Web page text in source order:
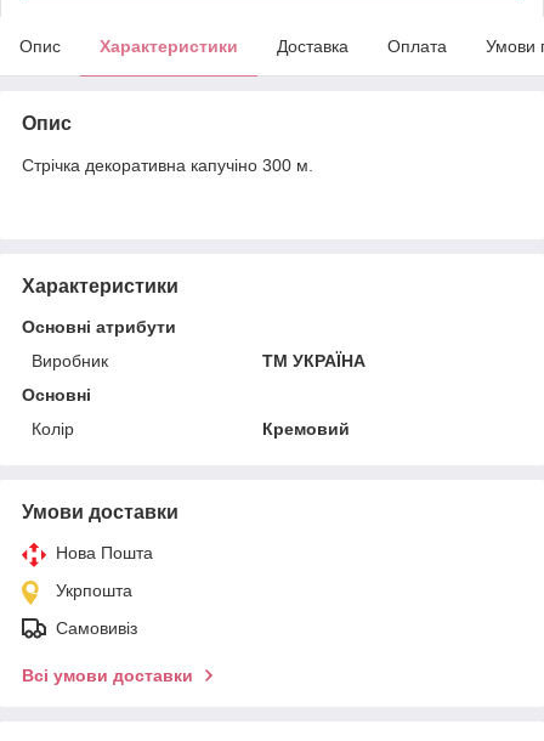
Опис Характеристики Доставка Оплата Умови
Опис
Стрічка декоративна капучіно 300 м.
Характеристики
Основні атрибути
Виробник
ТМ УКРАЇНА
Основні
Колір
Кремовий
Умови доставки
Нова Пошта
Укрпошта
Самовивіз
Всі умови доставки